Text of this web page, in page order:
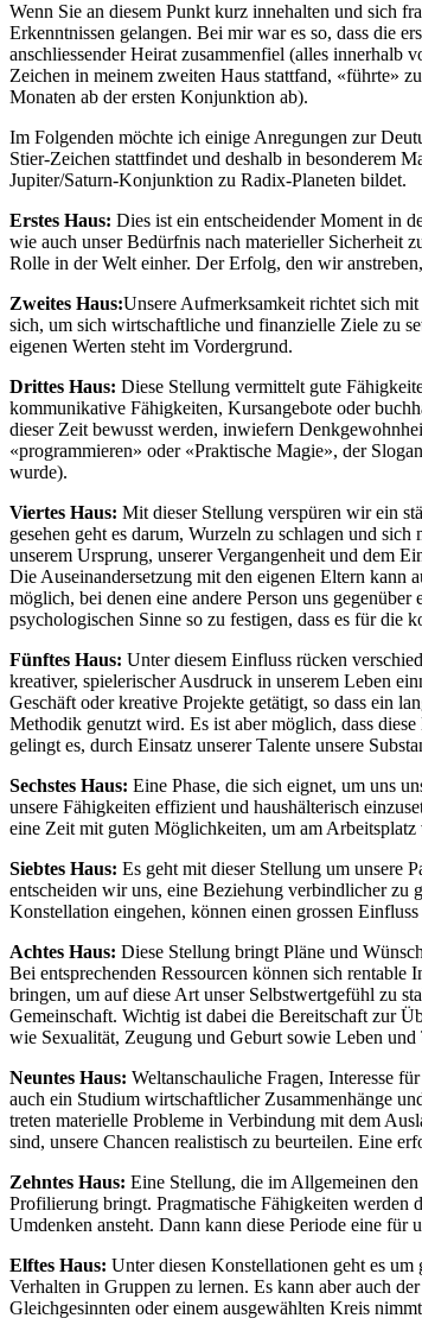
Wenn Sie an diesem Punkt kurz innehalten und sich
Erkenntnissen gelangen. Bei mir war es so, dass die
anschliessender Heirat zusammenfiel (alles
Zeichen in meinem zweiten Haus stattfand, «führte»
Monaten ab der ersten Konjunktion ab).
Im Folgenden möchte ich einige Anregungen zur
Stier-Zeichen stattfindet und deshalb in besonderem
Jupiter/Saturn-Konjunktion zu Radix-Planeten bildet.
Erstes Haus: Dies ist ein entscheidender Moment in
wie auch unser Bedürfnis nach materieller Sicherheit
Rolle in der Welt einher. Der Erfolg, den wir
Zweites Haus:Unsere Aufmerksamkeit richtet sich
sich, um sich wirtschaftliche und finanzielle Ziele zu
eigenen Werten steht im Vordergrund.
Drittes Haus: Diese Stellung vermittelt gute
kommunikative Fähigkeiten, Kursangebote oder
dieser Zeit bewusst werden, inwiefern
«programmieren» oder «Praktische Magie», der
wurde).
Viertes Haus: Mit dieser Stellung verspüren wir ein
gesehen geht es darum, Wurzeln zu schlagen und
unserem Ursprung, unserer Vergangenheit und dem
Die Auseinandersetzung mit den eigenen Eltern kann
möglich, bei denen eine andere Person uns
psychologischen Sinne so zu festigen, dass es für die
Fünftes Haus: Unter diesem Einfluss rücken
kreativer, spielerischer Ausdruck in unserem Leben
Geschäft oder kreative Projekte getätigt, so dass ein
Methodik genutzt wird. Es ist aber möglich, dass
gelingt es, durch Einsatz unserer Talente unsere
Sechstes Haus: Eine Phase, die sich eignet, um uns
unsere Fähigkeiten effizient und haushälterisch
eine Zeit mit guten Möglichkeiten, um am
Siebtes Haus: Es geht mit dieser Stellung um unsere
entscheiden wir uns, eine Beziehung verbindlicher zu
Konstellation eingehen, können einen grossen
Achtes Haus: Diese Stellung bringt Pläne und
Bei entsprechenden Ressourcen können sich
bringen, um auf diese Art unser Selbstwertgefühl zu
Gemeinschaft. Wichtig ist dabei die Bereitschaft zur
wie Sexualität, Zeugung und Geburt sowie Leben und
Neuntes Haus: Weltanschauliche Fragen, Interesse
auch ein Studium wirtschaftlicher Zusammenhänge
treten materielle Probleme in Verbindung mit dem
sind, unsere Chancen realistisch zu beurteilen. Eine
Zehntes Haus: Eine Stellung, die im Allgemeinen
Profilierung bringt. Pragmatische Fähigkeiten werden
Umdenken ansteht. Dann kann diese Periode eine für
Elftes Haus: Unter diesen Konstellationen geht es
Verhalten in Gruppen zu lernen. Es kann aber auch
Gleichgesinnten oder einem ausgewählten Kreis